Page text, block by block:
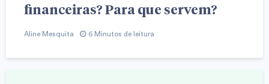
financeiras? Para que servem?
Aline Mesquita 6 Minutos de leitura